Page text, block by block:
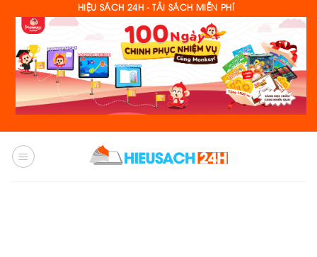
content
HIỆU SÁCH 24H - TẢI SÁCH MIỄN PHÍ